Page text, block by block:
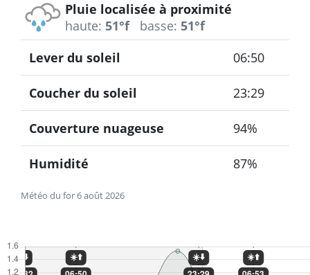
Pluie localisée à proximité
haute: 51°f basse: 51°f
Météo du for 6 août 2026
Lever du soleil 06:50
Coucher du soleil 23:29
Couverture nuageuse 94%
Humidité 87%